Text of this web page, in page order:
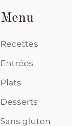
Menu
Recettes
Entrées
Plats
Desserts
Sans gluten